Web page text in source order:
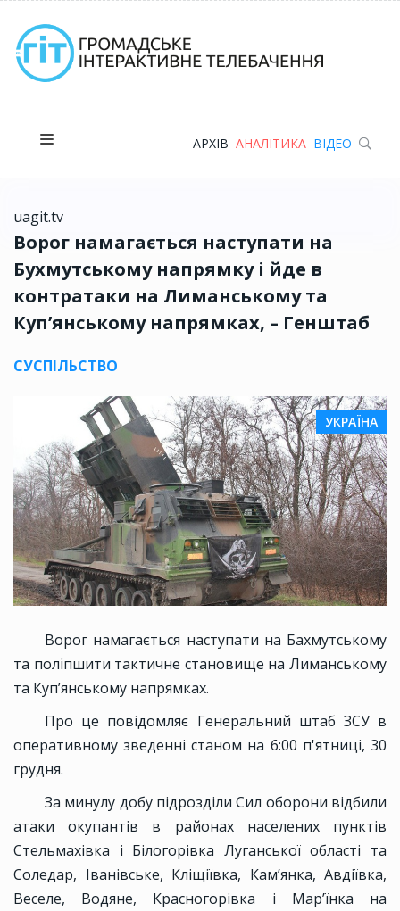
АРХІВ АНАЛІТИКА ВІДЕО
uagit.tv
Ворог намагається наступати на
Бухмутському напрямку і йде в
контратаки на Лиманському та
Куп’янському напрямках, – Генштаб
СУСПІЛЬСТВО
УКРАЇНА
Ворог намагається наступати на Бахмутському
та поліпшити тактичне становище на Лиманському
та Куп’янському напрямках.
Про це повідомляє Генеральний штаб ЗСУ в
оперативному зведенні станом на 6:00 п'ятниці, 30
грудня.
За минулу добу підрозділи Сил оборони відбили
атаки окупантів в районах населених пунктів
Стельмахівка і Білогорівка Луганської області та
Соледар, Іванівське, Кліщіївка, Кам’янка, Авдіївка,
Веселе, Водяне, Красногорівка і Мар’їнка на